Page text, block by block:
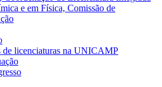
e em Física, Comissão de
de licenciaturas na UNICAMP